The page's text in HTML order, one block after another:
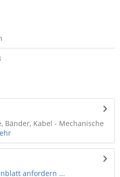
Kabel - Mechanische
anfordern ...